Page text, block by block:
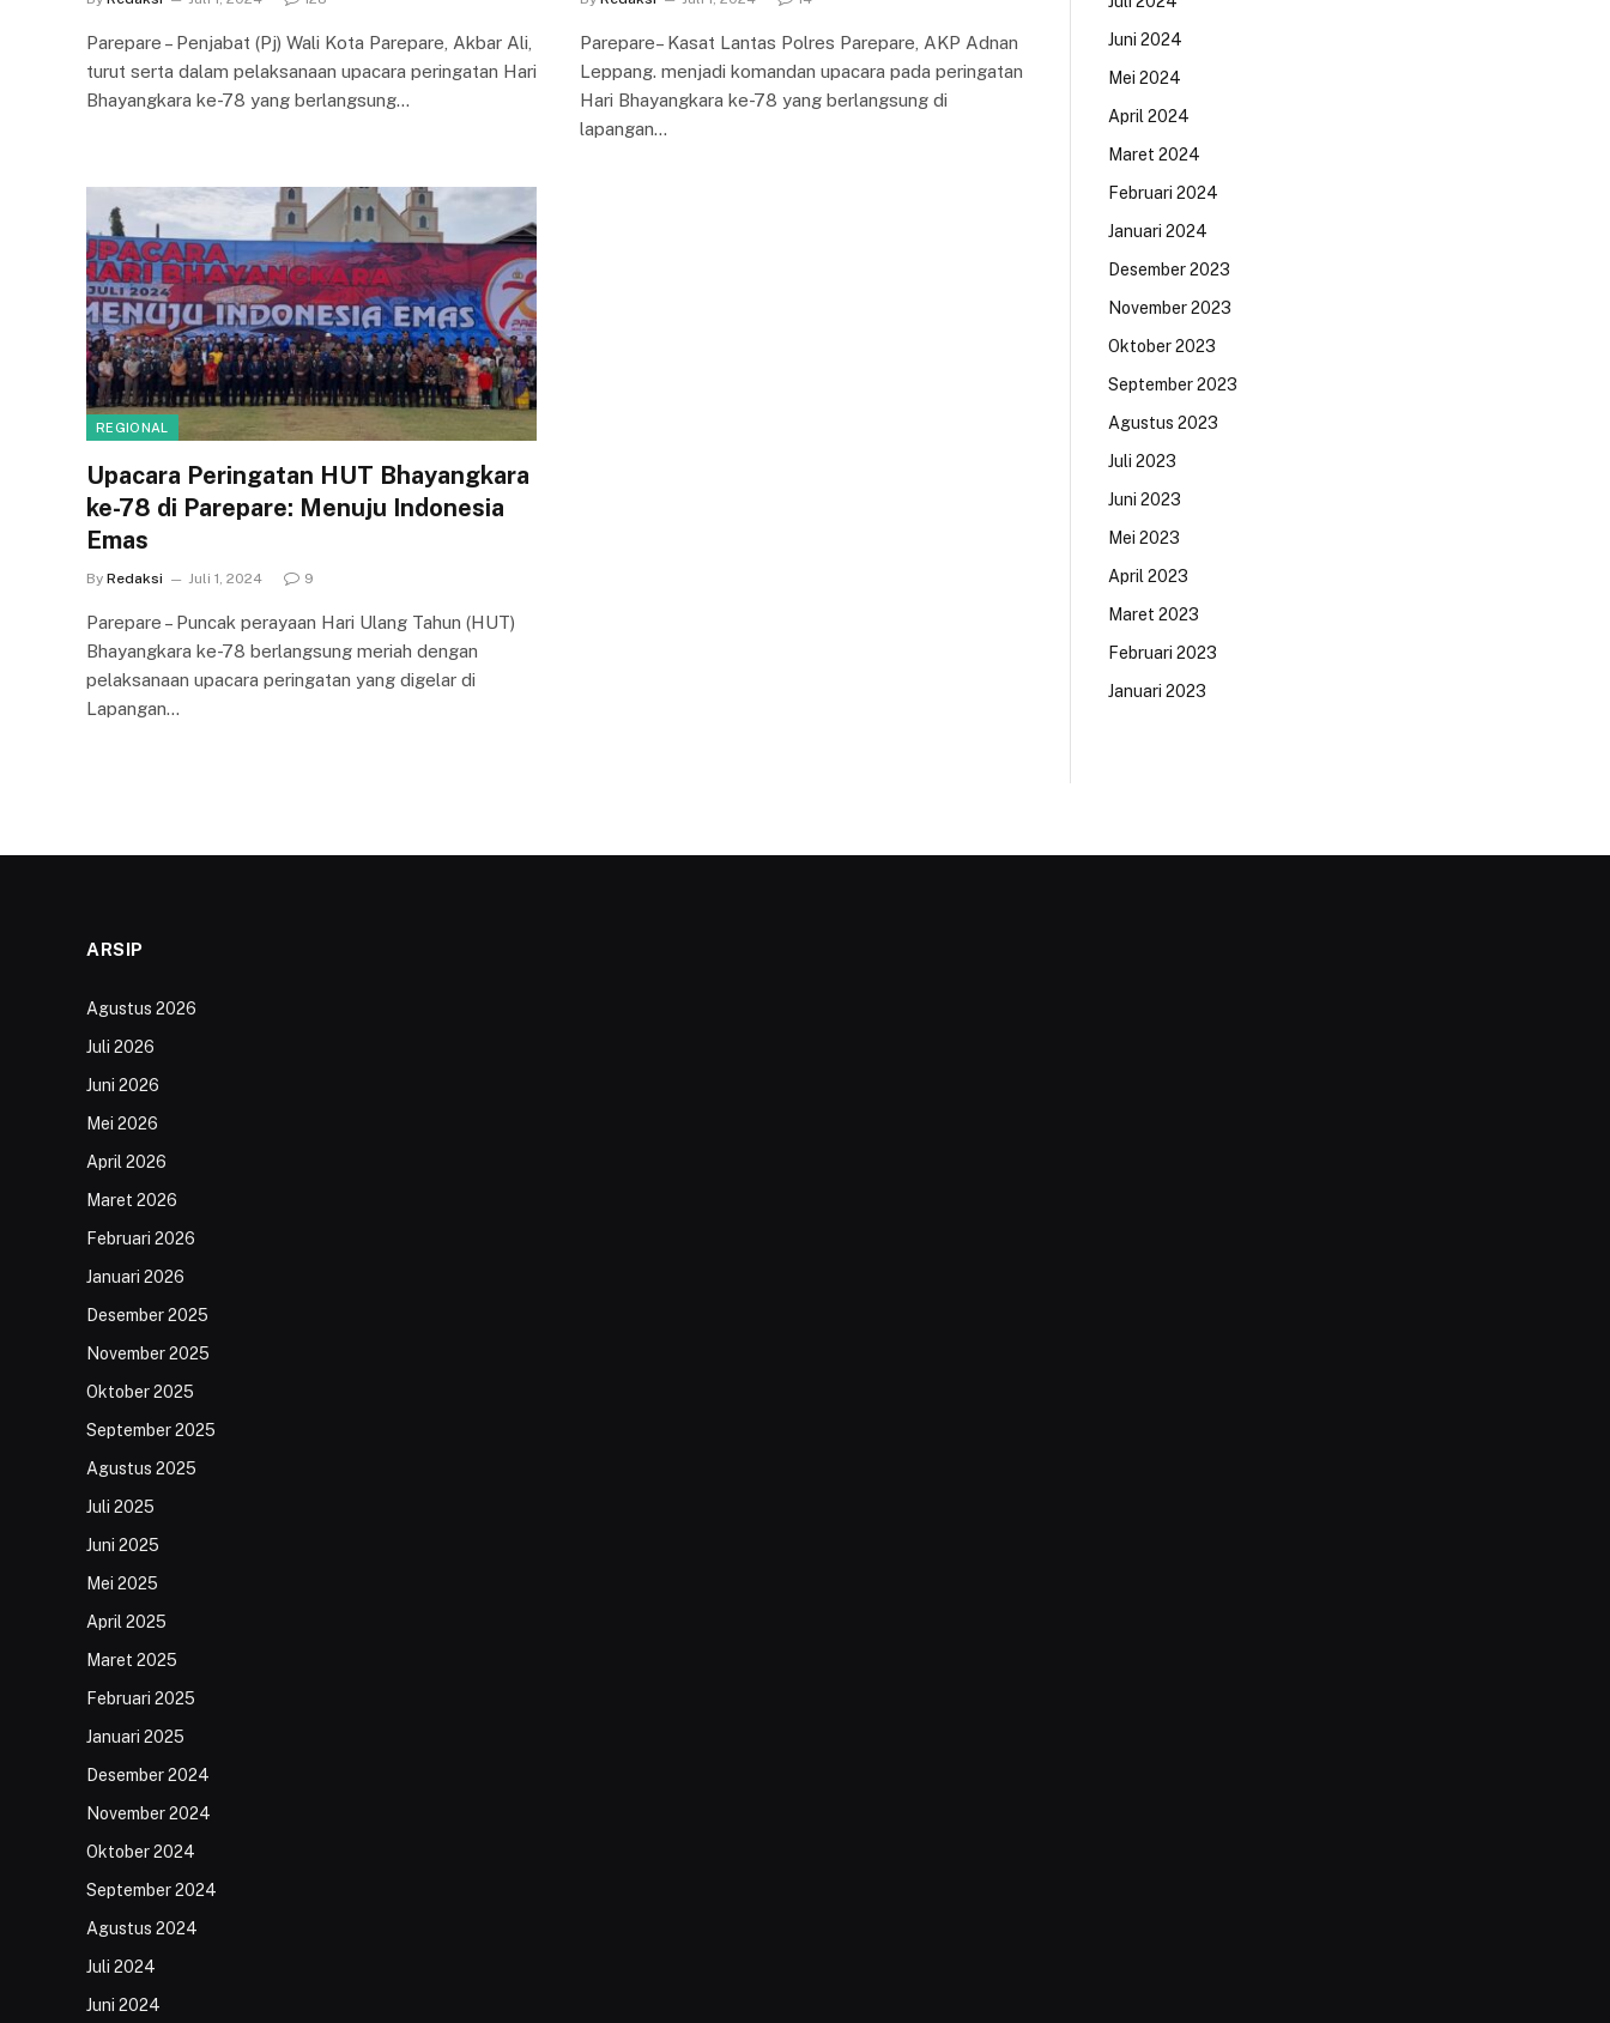
Parepare – Penjabat (Pj) Wali Kota Parepare, Akbar Ali,
turut serta dalam pelaksanaan upacara peringatan Hari
Bhayangkara ke-78 yang berlangsung…
Parepare– Kasat Lantas Polres Parepare, AKP Adnan
Leppang. menjadi komandan upacara pada peringatan
Hari Bhayangkara ke-78 yang berlangsung di
lapangan…
REGIONAL
Upacara Peringatan HUT Bhayangkara
ke-78 di Parepare: Menuju Indonesia
Emas
By Redaksi Juli 1, 2024 9
Parepare – Puncak perayaan Hari Ulang Tahun (HUT)
Bhayangkara ke-78 berlangsung meriah dengan
pelaksanaan upacara peringatan yang digelar di
Lapangan…
Juni 2024
Mei 2024
April 2024
Maret 2024
Februari 2024
Januari 2024
Desember 2023
November 2023
Oktober 2023
September 2023
Agustus 2023
Juli 2023
Juni 2023
Mei 2023
April 2023
Maret 2023
Februari 2023
Januari 2023
ARSIP
Agustus 2026
Juli 2026
Juni 2026
Mei 2026
April 2026
Maret 2026
Februari 2026
Januari 2026
Desember 2025
November 2025
Oktober 2025
September 2025
Agustus 2025
Juli 2025
Juni 2025
Mei 2025
April 2025
Maret 2025
Februari 2025
Januari 2025
Desember 2024
November 2024
Oktober 2024
September 2024
Agustus 2024
Juli 2024
Juni 2024